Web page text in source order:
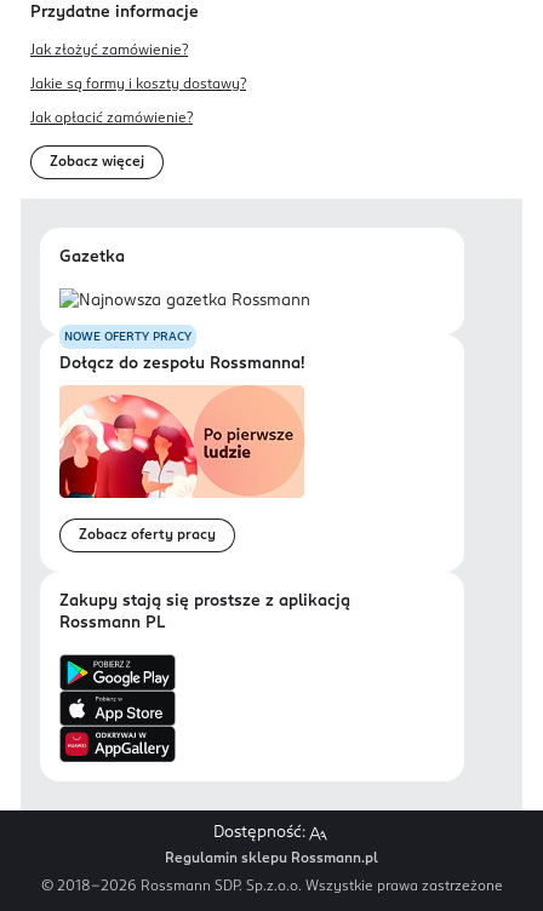
Przydatne informacje
Jak złożyć zamówienie?
Jakie są formy i koszty dostawy?
Jak opłacić zamówienie?
Zobacz więcej
Gazetka
NOWE OFERTY PRACY
Dołącz do zespołu Rossmanna!
Zobacz oferty pracy
Zakupy stają się prostsze z aplikacją
Rossmann PL
Dostępność:
Regulamin sklepu Rossmann.pl
© 2018-2026 Rossmann SDP. Sp.z.o.o. Wszystkie prawa zastrzeżone